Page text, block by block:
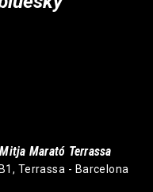
Marató Terrassa
Terrassa - Barcelona